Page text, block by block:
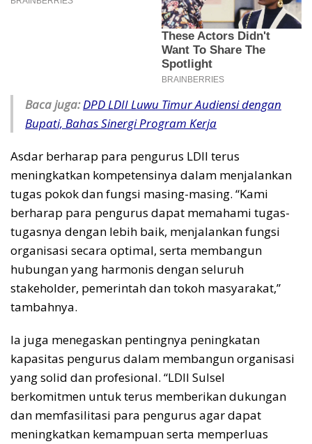
Baca juga:DPD LDII Luwu Timur Audiensi dengan
Bupati, Bahas Sinergi Program Kerja
Asdar berharap para pengurus LDII terus
meningkatkan kompetensinya dalam menjalankan
tugas pokok dan fungsi masing-masing. “Kami
berharap para pengurus dapat memahami tugas-
tugasnya dengan lebih baik, menjalankan fungsi
organisasi secara optimal, serta membangun
hubungan yang harmonis dengan seluruh
stakeholder, pemerintah dan tokoh masyarakat,”
tambahnya.
Ia juga menegaskan pentingnya peningkatan
kapasitas pengurus dalam membangun organisasi
yang solid dan profesional. “LDII Sulsel
berkomitmen untuk terus memberikan dukungan
dan memfasilitasi para pengurus agar dapat
meningkatkan kemampuan serta memperluas